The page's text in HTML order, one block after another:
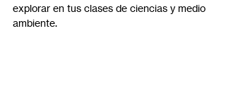
explorar en tus clases de ciencias y medio
ambiente.